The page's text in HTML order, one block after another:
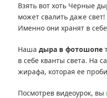
Взять вот хоть Черные
может свалить даже свет!
Именно они хранят в
Наша дыра в фотошопе
в себе кванты света. На
жирафа, которая ее
Посмотрев видеоурок, вы